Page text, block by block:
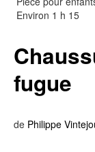
Environ 1 h 15
fugue
de Philippe